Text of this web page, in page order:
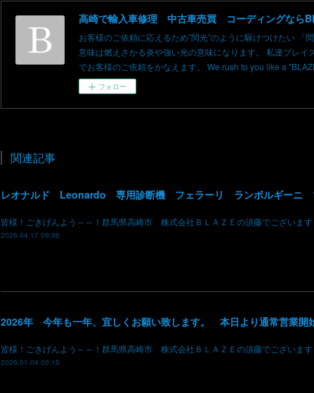
お客様のご依頼に応えるため”閃光”のように駆けつけたい
意味は燃えさかる炎や強い光の意味になります。 私達ブレ
でお客様のご依頼をかなえます。 We rush to you like a
フォロー
関連記事
皆様！ごきげんよう～～！群馬県高崎市 株式会社ＢＬＡＺＥの須藤でございます
2026.04.17 09:06
2026年 今年も一年、宜しくお願い致します。 本日より通常営業
皆様！ごきげんよう～～！群馬県高崎市 株式会社ＢＬＡＺＥの須藤でございます
2026.01.04 00:15